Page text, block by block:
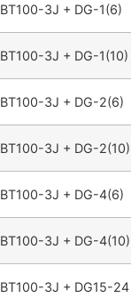
BT100-3J + DG-1(6)
BT100-3J + DG-1(10)
BT100-3J + DG-2(6)
BT100-3J + DG-2(10)
BT100-3J + DG-4(6)
BT100-3J + DG-4(10)
BT100-3J + DG15-24